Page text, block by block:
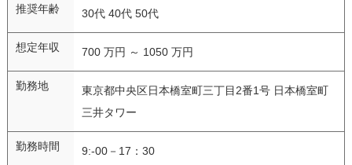
推奨年齢 30代 40代 50代
想定年収 700 万円 ～ 1050 万円
勤務地
東京都中央区日本橋室町三丁目2番1号 日本橋室町
三井タワー
勤務時間 9:‐00－17：30